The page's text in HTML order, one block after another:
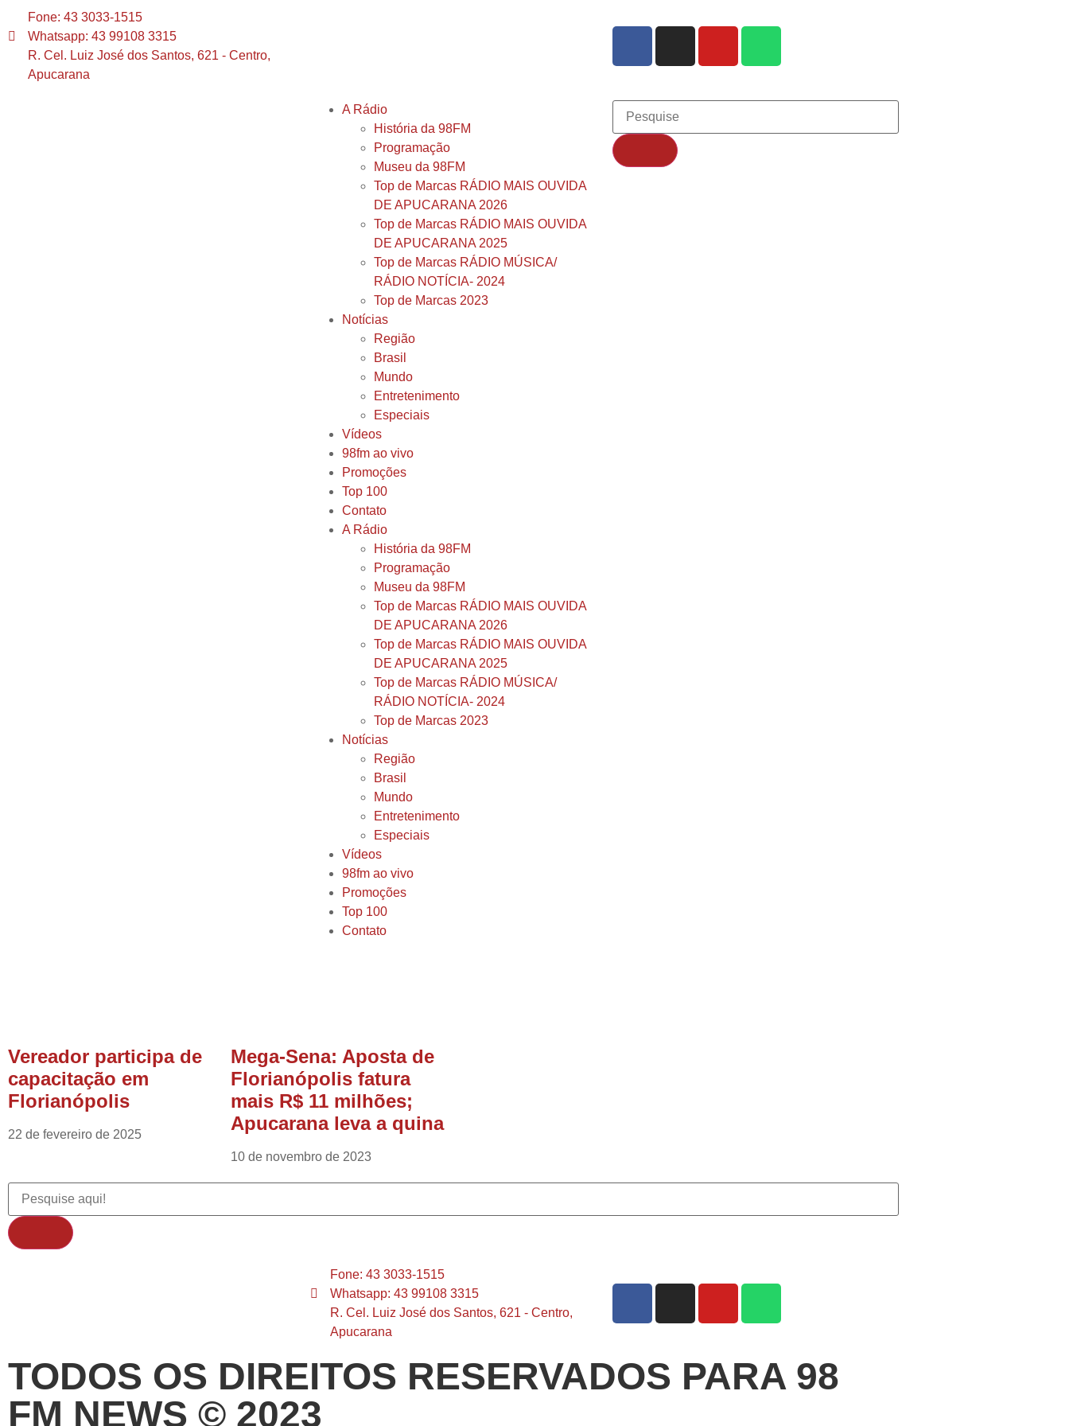
Fone: 43 3033-1515
Whatsapp: 43 99108 3315
R. Cel. Luiz José dos Santos, 621 - Centro,
Apucarana
A Rádio
História da 98FM
Programação
Museu da 98FM
Top de Marcas RÁDIO MAIS OUVIDA
DE APUCARANA 2026
Top de Marcas RÁDIO MAIS OUVIDA
DE APUCARANA 2025
Top de Marcas RÁDIO MÚSICA/
RÁDIO NOTÍCIA- 2024
Top de Marcas 2023
Notícias
Região
Brasil
Mundo
Entretenimento
Especiais
Vídeos
98fm ao vivo
Promoções
Top 100
Contato
A Rádio
História da 98FM
Programação
Museu da 98FM
Top de Marcas RÁDIO MAIS OUVIDA
DE APUCARANA 2026
Top de Marcas RÁDIO MAIS OUVIDA
DE APUCARANA 2025
Top de Marcas RÁDIO MÚSICA/
RÁDIO NOTÍCIA- 2024
Top de Marcas 2023
Notícias
Região
Brasil
Mundo
Entretenimento
Especiais
Vídeos
98fm ao vivo
Promoções
Top 100
Contato
Vereador participa de
capacitação em
Florianópolis
22 de fevereiro de 2025
Mega-Sena: Aposta de
Florianópolis fatura
mais R$ 11 milhões;
Apucarana leva a quina
10 de novembro de 2023
Fone: 43 3033-1515
Whatsapp: 43 99108 3315
R. Cel. Luiz José dos Santos, 621 - Centro,
Apucarana
TODOS OS DIREITOS RESERVADOS PARA 98
FM NEWS © 2023